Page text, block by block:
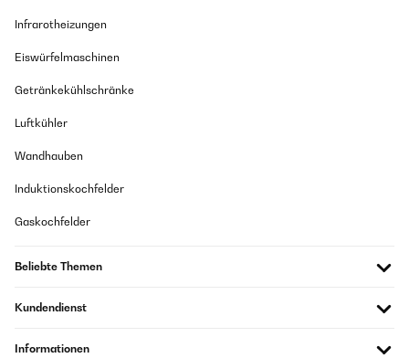
Infrarotheizungen
Eiswürfelmaschinen
Getränkekühlschränke
Luftkühler
Wandhauben
Induktionskochfelder
Gaskochfelder
Beliebte Themen
Kundendienst
Informationen